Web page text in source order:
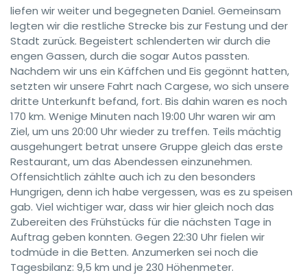
liefen wir weiter und begegneten Daniel. Gemeinsam
legten wir die restliche Strecke bis zur Festung und der
Stadt zurück. Begeistert schlenderten wir durch die
engen Gassen, durch die sogar Autos passten.
Nachdem wir uns ein Käffchen und Eis gegönnt hatten,
setzten wir unsere Fahrt nach Cargese, wo sich unsere
dritte Unterkunft befand, fort. Bis dahin waren es noch
170 km. Wenige Minuten nach 19:00 Uhr waren wir am
Ziel, um uns 20:00 Uhr wieder zu treffen. Teils mächtig
ausgehungert betrat unsere Gruppe gleich das erste
Restaurant, um das Abendessen einzunehmen.
Offensichtlich zählte auch ich zu den besonders
Hungrigen, denn ich habe vergessen, was es zu speisen
gab. Viel wichtiger war, dass wir hier gleich noch das
Zubereiten des Frühstücks für die nächsten Tage in
Auftrag geben konnten. Gegen 22:30 Uhr fielen wir
todmüde in die Betten. Anzumerken sei noch die
Tagesbilanz: 9,5 km und je 230 Höhenmeter.